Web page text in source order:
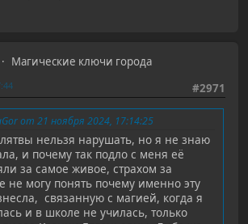
Магические ключи города
#2971
от 21 ноября 2024, 17:14:25
нельзя нарушать, но я не знаю
и почему так подло с меня её
за самое живое, страхом за
не могу понять почему именно эту
связанную с магией, когда я
и в школе не училась, только